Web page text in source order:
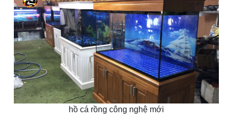
hồ cá rồng công nghệ mới